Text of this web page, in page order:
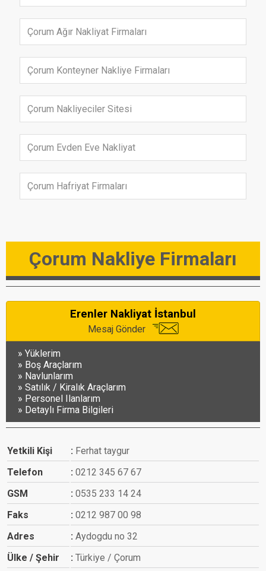
Çorum Ağır Nakliyat Firmaları
Çorum Konteyner Nakliye Firmaları
Çorum Nakliyeciler Sitesi
Çorum Evden Eve Nakliyat
Çorum Hafriyat Firmaları
Çorum Nakliye Firmaları
Erenler Nakliyat İstanbul
Mesaj Gönder
Yüklerim
Boş Araçlarım
Navlunlarım
Satılık / Kiralık Araçlarım
Personel Ilanlarım
Detaylı Firma Bilgileri
Yetkili Kişi
Ferhat taygur
Telefon
0212 345 67 67
GSM
0535 233 14 24
Faks
0212 987 00 98
Adres
Aydogdu no 32
Ülke / Şehir
Türkiye / Çorum